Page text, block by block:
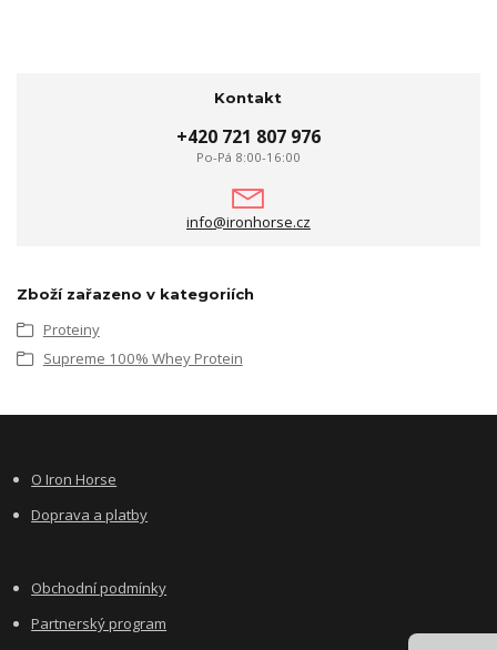
Kontakt
+420 721 807 976
Po-Pá 8:00-16:00
info@ironhorse.cz
Zboží zařazeno v kategoriích
Proteiny
Supreme 100% Whey Protein
O Iron Horse
Doprava a platby
Obchodní podmínky
Partnerský program